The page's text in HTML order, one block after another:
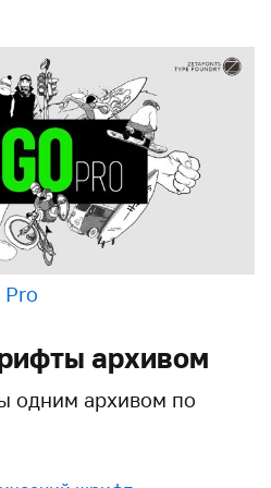
Pro
архивом
одним архивом по